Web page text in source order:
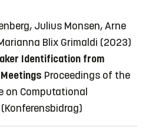
Julius Monsen, Arne
Blix Grimaldi (2023)
Identification from
Proceedings of the
on Computational
(Konferensbidrag)